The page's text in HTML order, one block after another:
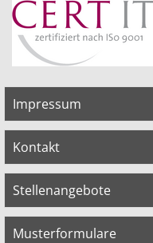
Impressum
Kontakt
Stellenangebote
Musterformulare